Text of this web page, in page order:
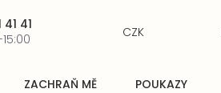
41
CZK
ZACHRAŇ MĚ POUKAZY